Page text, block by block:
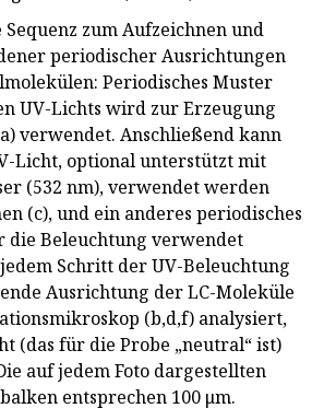
zum Aufzeichnen und
periodischer Ausrichtungen
Periodisches Muster
UV-Lichts wird zur Erzeugung
verwendet. Anschließend kann
Licht, optional unterstützt mit
(532 nm), verwendet werden
(c), und ein anderes periodisches
die Beleuchtung verwendet
Schritt der UV-Beleuchtung
Ausrichtung der LC-Moleküle
(b,d,f) analysiert,
(das für die Probe „neutral“ ist)
auf jedem Foto dargestellten
entsprechen 100 μm.